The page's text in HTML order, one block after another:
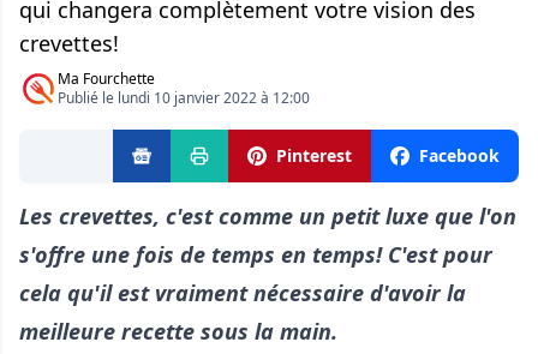
qui changera complètement votre vision des
crevettes!
Ma Fourchette
Publié le lundi 10 janvier 2022 à 12:00
Pinterest Facebook
Les crevettes, c'est comme un petit luxe que l'on
s'offre une fois de temps en temps! C'est pour
cela qu'il est vraiment nécessaire d'avoir la
meilleure recette sous la main.